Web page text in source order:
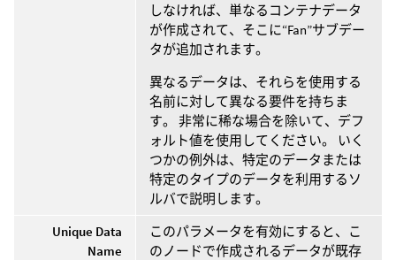
しなければ、単なるコンテナデータ
が作成されて、そこに“Fan”サブデー
タが追加されます。
異なるデータは、それらを使用する
名前に対して異なる要件を持ちま
す。 非常に稀な場合を除いて、デフ
ォルト値を使用してください。 いく
つかの例外は、特定のデータまたは
特定のタイプのデータを利用するソ
ルバで説明します。
Unique Data
Name
このパラメータを有効にすると、こ
のノードで作成されるデータが既存